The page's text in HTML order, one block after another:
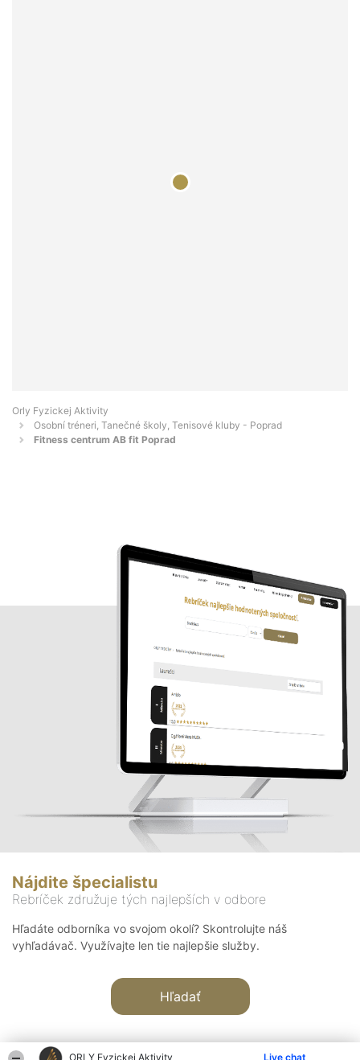
ORLY Fyzickej Aktivity Live chat
Orly Fyzickej Aktivity
Osobní tréneri, Tanečné školy, Tenisové kluby - Poprad
Fitness centrum AB fit Poprad
Nájdite špecialistu
Rebríček združuje tých najlepších v odbore
Hľadáte odborníka vo svojom okolí? Skontrolujte náš
vyhľadávač. Využívajte len tie najlepšie služby.
Hľadať